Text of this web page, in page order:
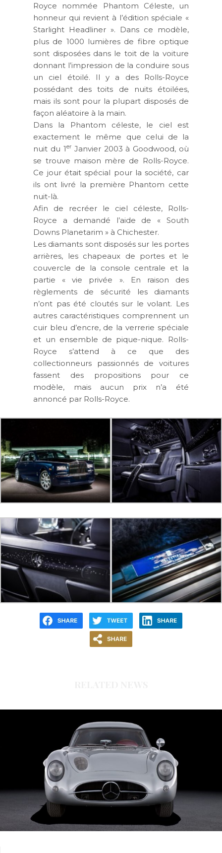
Royce nommée Phantom Céleste, un
honneur qui revient à l’édition spéciale «
Starlight Headliner ». Dans ce modèle,
plus de 1000 lumières de fibre optique
sont disposées dans le toit de la voiture
donnant l’impression de la conduire sous
un ciel étoilé. Il y a des Rolls-Royce
possédant des toits de nuits étoilées,
mais ils sont pour la plupart disposés de
façon aléatoire à la main.
Dans la Phantom céleste, le ciel est
exactement le même que celui de la
nuit du 1er Janvier 2003 à Goodwood, où
se trouve maison mère de Rolls-Royce.
Ce jour était spécial pour la société, car
ils ont livré la première Phantom cette
nuit-là.
Afin de recréer le ciel céleste, Rolls-
Royce a demandé l’aide de « South
Downs Planetarim » à Chichester.
Les diamants sont disposés sur les portes
arrières, les chapeaux de portes et le
couvercle de la console centrale et la
partie « vie privée ». En raison des
règlements de sécurité les diamants
n’ont pas été cloutés sur le volant. Les
autres caractéristiques comprennent un
cuir bleu d’encre, de la verrerie spéciale
et un ensemble de pique-nique. Rolls-
Royce s’attend à ce que des
collectionneurs passionnés de voitures
fassent des propositions pour ce
modèle, mais aucun prix n’a été
annoncé par Rolls-Royce.